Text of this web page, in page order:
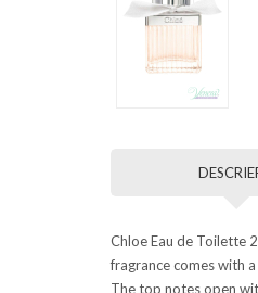
Chloe Eau de Toilette
fragrance comes with
The top notes open